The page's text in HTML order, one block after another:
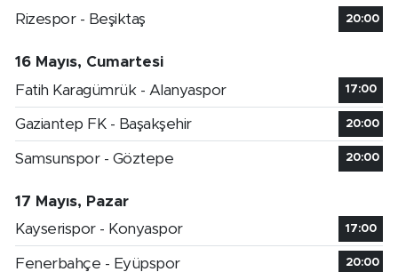
Rizespor - Beşiktaş
20:00
16 Mayıs, Cumartesi
Fatih Karagümrük - Alanyaspor
17:00
Gaziantep FK - Başakşehir 20:00
Samsunspor - Göztepe 20:00
17 Mayıs, Pazar
Kayserispor - Konyaspor
17:00
Fenerbahçe - Eyüpspor 20:00